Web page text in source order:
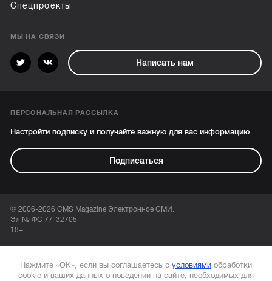
Спецпроекты
МЫ НА СВЯЗИ
Написать нам
ПЕРСОНАЛЬНАЯ РАССЫЛКА
Настройти подписку и получайте важную для вас информацию
Подписаться
© 2006-2026 CMS Magazine Электронное СМИ.
Эл № ФС 77-32705
18+
Нажмите «ОК», если вы соглашаетесь с условиями обработки
cookie и ваших данных о поведении на сайте, необходимых для